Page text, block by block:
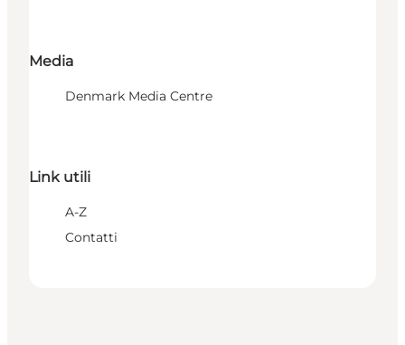
Media
Denmark Media Centre
Link utili
A-Z
Contatti